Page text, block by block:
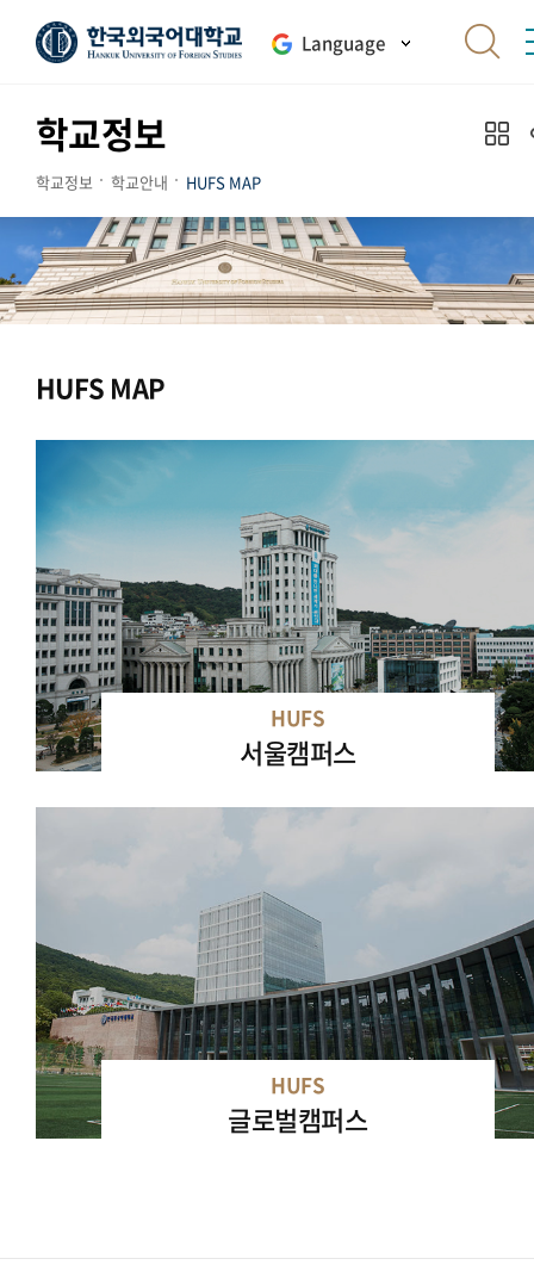
Language
학교정보
학교정보 학교안내 HUFS MAP
HUFS MAP
HUFS
서울캠퍼스
HUFS
글로벌캠퍼스